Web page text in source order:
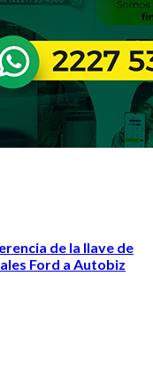
de la llave de
Ford a Autobiz